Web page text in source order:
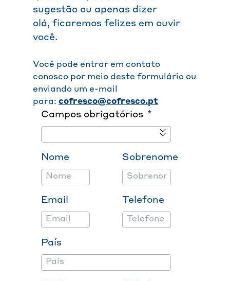
sugestão ou apenas dizer
olá, ficaremos felizes em ouvir
você.
Você pode entrar em contato
conosco por meio deste formulário ou
enviando um e-mail
para:cofresco@cofresco.pt
Campos obrigatórios
Nome Sobrenome
Email Telefone
País